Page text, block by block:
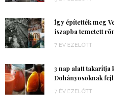
Így építették meg
iszapba temetett
7 ÉV EZELŐTT
3 nap alatt takarítja
Dohányosoknak
7 ÉV EZELŐTT